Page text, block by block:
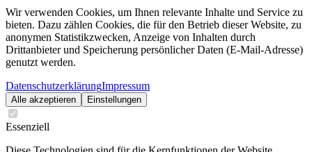
Wir verwenden Cookies, um Ihnen relevante Inhalte und Service zu
bieten. Dazu zählen Cookies, die für den Betrieb dieser Website, zu
anonymen Statistikzwecken, Anzeige von Inhalten durch
Drittanbieter und Speicherung persönlicher Daten (E-Mail-Adresse)
genutzt werden.
DatenschutzerklärungImpressum
Alle akzeptieren Einstellungen
Essenziell